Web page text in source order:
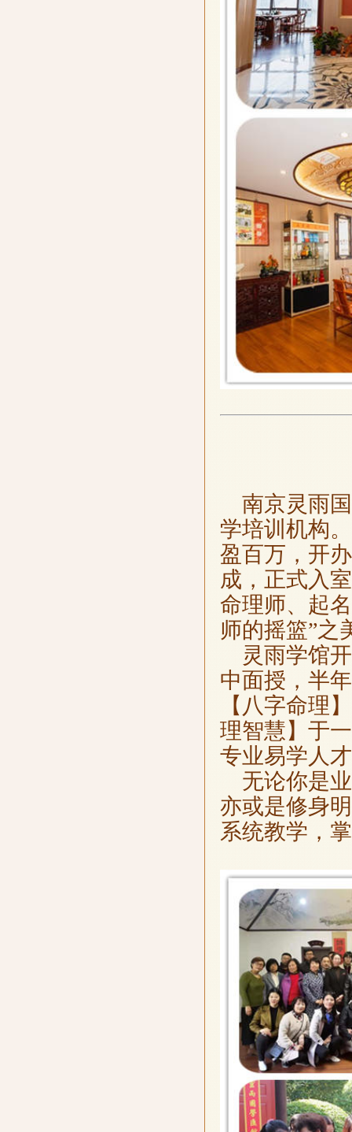
南京灵雨国
学培训机构
盈百万，开
成，正式入
命理师、起
师的摇篮”之
灵雨学馆开
中面授，半
【八字命理
理智慧】于
专业易学人
无论你是业
亦或是修身
系统教学，